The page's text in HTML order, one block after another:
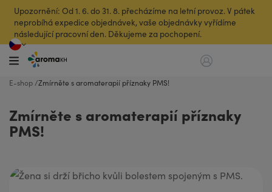
Upozornění: Od 1. 6. do 31. 8. přecházíme na letní provoz. V pátek
neprobíhá expedice objednávek, vaše objednávky vyřídíme
následující pracovní den. Děkujeme za pochopení.
E-shop Zmírněte s aromaterapií příznaky PMS!
Zmírněte s aromaterapií příznaky
PMS!